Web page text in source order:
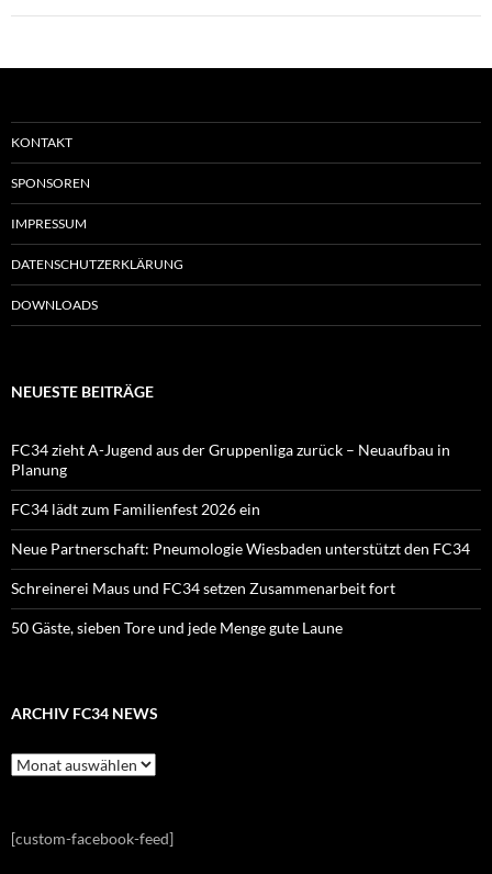
KONTAKT
SPONSOREN
IMPRESSUM
DATENSCHUTZERKLÄRUNG
DOWNLOADS
NEUESTE BEITRÄGE
FC34 zieht A-Jugend aus der Gruppenliga zurück – Neuaufbau in
Planung
FC34 lädt zum Familienfest 2026 ein
Neue Partnerschaft: Pneumologie Wiesbaden unterstützt den FC34
Schreinerei Maus und FC34 setzen Zusammenarbeit fort
50 Gäste, sieben Tore und jede Menge gute Laune
ARCHIV FC34 NEWS
Archiv
FC34
[custom-facebook-feed]